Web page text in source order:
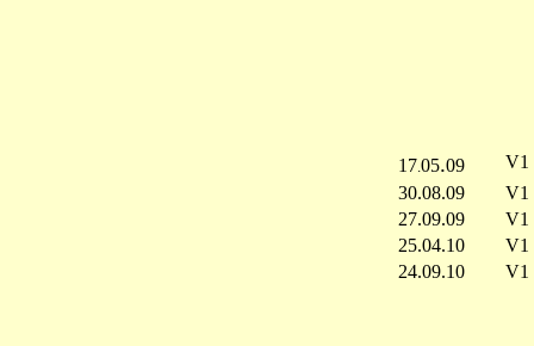
17.05.09
30.08.09
V1
27.09.09
V1
25.04.10
V1
24.09.10
V1